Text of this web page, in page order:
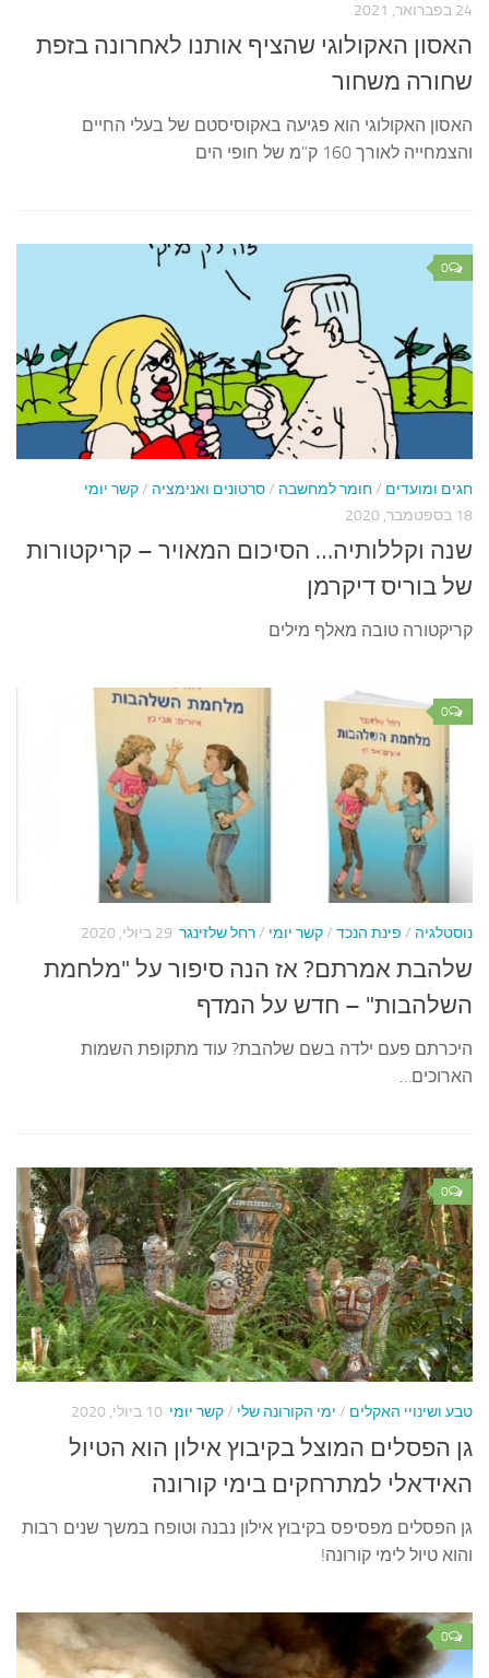
24 בפברואר, 2021
האסון האקולוגי שהציף אותנו לאחרונה בזפת
שחורה משחור
האסון האקולוגי הוא פגיעה באקוסיסטם של בעלי החיים
והצמחייה לאורך 160 ק"מ של חופי הים
0
חגים ומועדים /חומר למחשבה /סרטונים ואנימציה /קשר יומי
18 בספטמבר, 2020
שנה וקללותיה… הסיכום המאויר – קריקטורות
של בוריס דיקרמן
קריקטורה טובה מאלף מילים
0
נוסטלגיה / פינת הנכד /קשר יומי /רחל שלזינגר 29 ביולי, 2020
שלהבת אמרתם? אז הנה סיפור על "מלחמת
השלהבות" – חדש על המדף
היכרתם פעם ילדה בשם שלהבת? עוד מתקופת השמות
הארוכים…
0
טבע ושינויי האקלים / ימי הקורונה שלי /קשר יומי 10 ביולי, 2020
גן הפסלים המוצל בקיבוץ אילון הוא הטיול
האידאלי למתרחקים בימי קורונה
גן הפסלים מפסיפס בקיבוץ אילון נבנה וטופח במשך שנים רבות
והוא טיול לימי קורונה!
0